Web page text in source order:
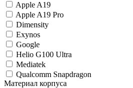
Apple A19
Apple A19 Pro
Dimensity
Exynos
Google
Helio G100 Ultra
Mediatek
Qualcomm Snapdragon
Материал корпуса